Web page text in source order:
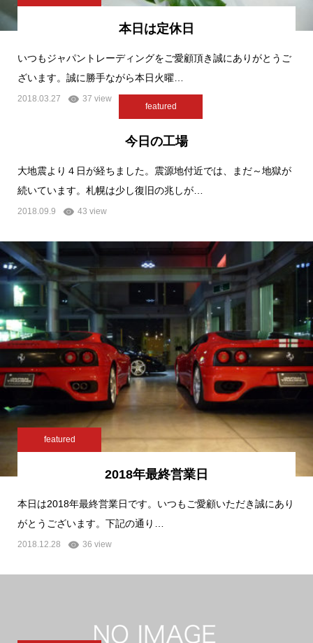
本日は定休日
いつもジャパントレーディングをご愛顧頂き誠にありがとうご
ざいます。誠に勝手ながら本日火曜…
2018.03.27 37 view
featured
今日の工場
大地震より４日が経ちました。震源地付近では、まだ～地獄が
続いています。札幌は少し復旧の兆しが…
2018.09.9 43 view
featured
2018年最終営業日
本日は2018年最終営業日です。いつもご愛顧いただき誠にあり
がとうございます。下記の通り…
2018.12.28 36 view